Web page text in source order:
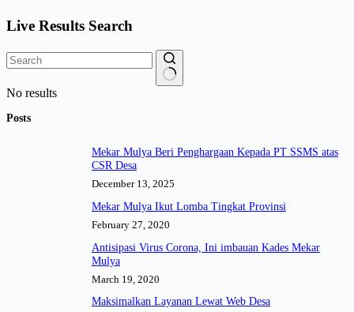
Live Results Search
No results
Posts
Mekar Mulya Beri Penghargaan Kepada PT SSMS atas
CSR Desa
December 13, 2025
Mekar Mulya Ikut Lomba Tingkat Provinsi
February 27, 2020
Antisipasi Virus Corona, Ini imbauan Kades Mekar
Mulya
March 19, 2020
Maksimalkan Layanan Lewat Web Desa